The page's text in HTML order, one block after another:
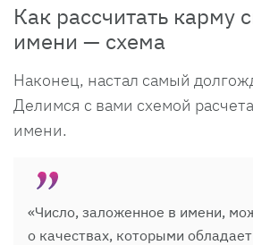
Как рассчитать карму
имени — схема
Наконец, настал самый
Делимся с вами схемой
имени.
«Число, заложенное в имени,
о качествах, которыми